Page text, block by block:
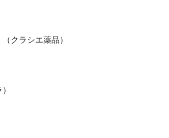
クラシエ薬品）